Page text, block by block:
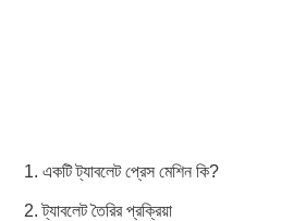
1. একটি ট্যাবলেট প্রেস মেশিন কি?
2. ট্যাবলেট তৈরির প্রক্রিয়া